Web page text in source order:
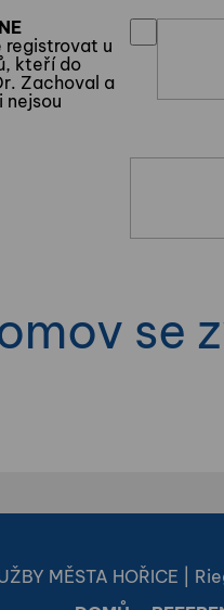
registrovat u
kteří do
Zachoval a
nejsou
se
MĚSTA HOŘICE |